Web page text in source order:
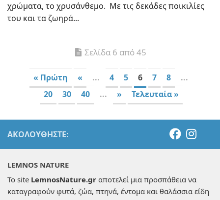
χρώματα, το χρυσάνθεμο. Με τις δεκάδες ποικιλίες
του και τα ζωηρά...
Σελίδα 6 από 45
« Πρώτη « ... 4 5 6 7 8
...
20
30 40 ... » Τελευταία »
ΑΚΟΛΟΥΘΉΣΤΕ:
LEMNOS NATURE
Το site LemnosNature.gr αποτελεί μια προσπάθεια να
καταγραφούν φυτά, ζώα, πτηνά, έντομα και θαλάσσια είδη